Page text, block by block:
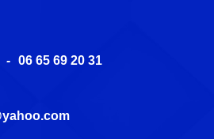
- 06 65 69 20 31